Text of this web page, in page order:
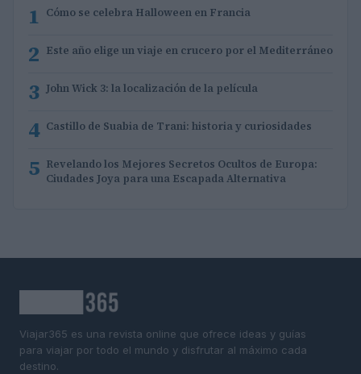
1 Cómo se celebra Halloween en Francia
2 Este año elige un viaje en crucero por el Mediterráneo
3 John Wick 3: la localización de la película
4 Castillo de Suabia de Trani: historia y curiosidades
5 Revelando los Mejores Secretos Ocultos de Europa:
Ciudades Joya para una Escapada Alternativa
Viajar365 es una revista online que ofrece ideas y guías
para viajar por todo el mundo y disfrutar al máximo cada
destino.